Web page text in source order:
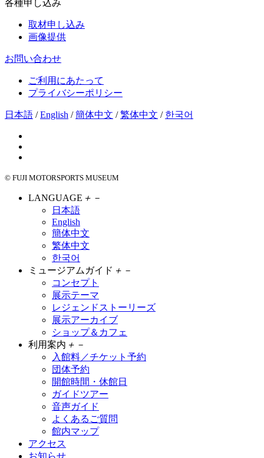
各種申し込み
取材申し込み
画像提供
お問い合わせ
ご利用にあたって
プライバシーポリシー
日本語 /English /簡体中文 /繁体中文 / 한국어
© FUJI MOTORSPORTS MUSEUM
LANGUAGE ＋ －
日本語
English
簡体中文
繁体中文
한국어
ミュージアムガイド ＋ －
コンセプト
展示テーマ
レジェンドストーリーズ
展示アーカイブ
ショップ＆カフェ
利用案内 ＋ －
入館料／チケット予約
団体予約
開館時間・休館日
ガイドツアー
音声ガイド
よくあるご質問
館内マップ
アクセス